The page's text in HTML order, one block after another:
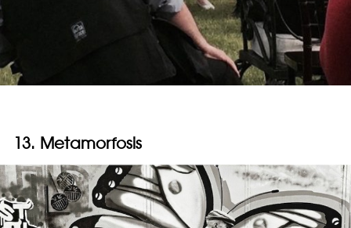
13. Metamorfosis